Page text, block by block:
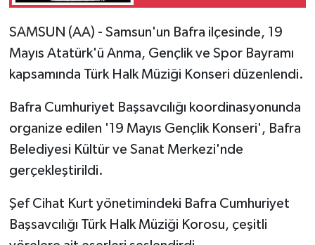
SAMSUN (AA) - Samsun'un Bafra ilçesinde, 19
Mayıs Atatürk'ü Anma, Gençlik ve Spor Bayramı
kapsamında Türk Halk Müziği Konseri düzenlendi.
Bafra Cumhuriyet Başsavcılığı koordinasyonunda
organize edilen '19 Mayıs Gençlik Konseri', Bafra
Belediyesi Kültür ve Sanat Merkezi'nde
gerçekleştirildi.
Şef Cihat Kurt yönetimindeki Bafra Cumhuriyet
Başsavcılığı Türk Halk Müziği Korosu, çeşitli